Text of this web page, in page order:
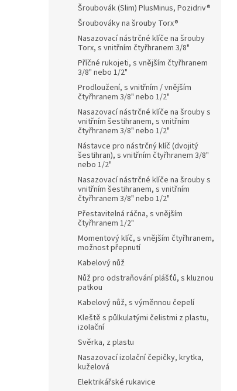
Šroubovák (Slim) PlusMinus, Pozidriv®
Šroubováky na šrouby Torx®
Nasazovací nástrčné klíče na šrouby
Torx, s vnitřním čtyřhranem 3/8"
Příčné rukojeti, s vnějším čtyřhranem
3/8" nebo 1/2"
Prodloužení, s vnitřním / vnějším
čtyřhranem 3/8" nebo 1/2"
Nasazovací nástrčné klíče na šrouby s
vnitřním šestihranem, s vnitřním
čtyřhranem 3/8" nebo 1/2"
Nástavce pro nástrčný klíč (dvojitý
šestihran), s vnitřním čtyřhranem 3/8"
nebo 1/2"
Nasazovací nástrčné klíče na šrouby s
vnitřním šestihranem, s vnitřním
čtyřhranem 3/8" nebo 1/2"
Přestavitelná ráčna, s vnějším
čtyřhranem 1/2"
Momentový klíč, s vnějším čtyřhranem,
možnost přepnutí
Kabelový nůž
Nůž pro odstraňování plášťů, s kluznou
patkou
Kabelový nůž, s výměnnou čepelí
Kleště s půlkulatými čelistmi z plastu,
izolační
Svěrka, z plastu
Nasazovací izolační čepičky, krytka,
kuželová
Elektrikářské rukavice